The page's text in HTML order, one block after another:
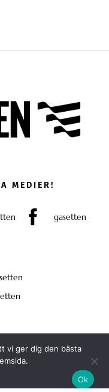
To
Top
MEDIER!
gasetten
vi ger dig den bästa
Ok